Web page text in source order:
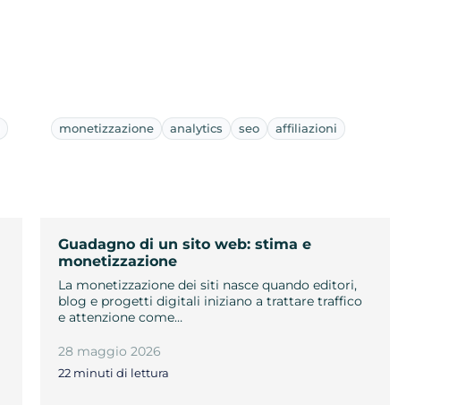
monetizzazione analytics seo affiliazioni
Guadagno di un sito web: stima e
monetizzazione
La monetizzazione dei siti nasce quando editori,
blog e progetti digitali iniziano a trattare traffico
e attenzione come…
28 maggio 2026
22 minuti di lettura